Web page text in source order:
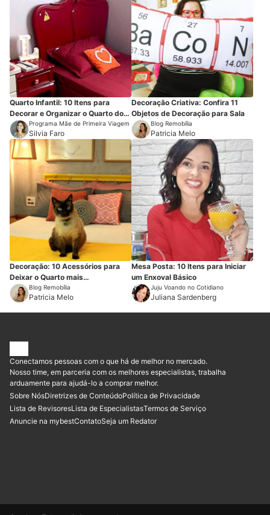
Quarto Infantil: 10 Itens para
Decorar e Organizar o Quarto dos
PequenosPrograma Mãe de Primeira Viagem
Silvia Faro
Decoração Criativa: Confira 11
Objetos de Decoração para Sala
Blog Remobília
Patricia Melo
Decoração: 10 Acessórios para
Deixar o Quarto mais
Aconchegante
Blog Remobília
Patricia Melo
Mesa Posta: 10 Itens para Iniciar
um Enxoval Básico
Juju Voando no Cotidiano
Juliana Sardenberg
Conectamos pessoas com o que há de melhor no mercado.
Nosso time, em parceria com os melhores especialistas, trabalha
arduamente para ajudá-lo a comprar melhor.
Sobre NósDiretrizes de ConteúdoPolítica de Privacidade
Lista de RevisoresLista de EspecialistasTermos de Serviço
Anuncie na mybestContatoSeja um Redator